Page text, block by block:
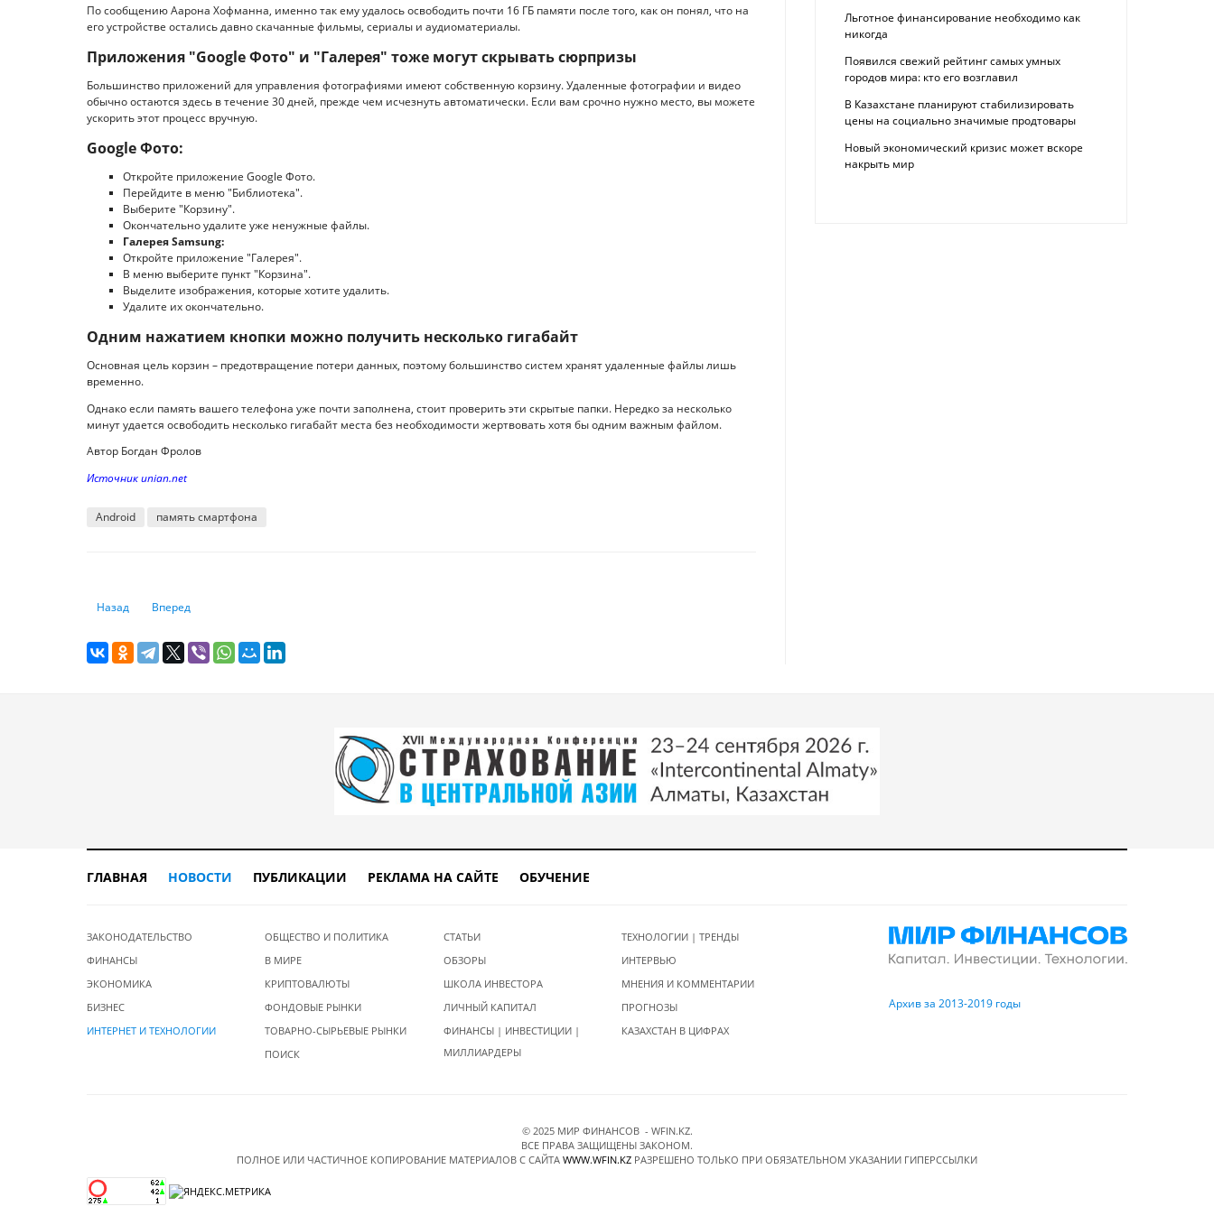
По сообщению Аарона Хофманна, именно так ему удалось освободить почти 16 ГБ памяти после того, как он понял, что на
его устройстве остались давно скачанные фильмы, сериалы и аудиоматериалы.
Приложения "Google Фото" и "Галерея" тоже могут скрывать сюрпризы
Большинство приложений для управления фотографиями имеют собственную корзину. Удаленные фотографии и видео
обычно остаются здесь в течение 30 дней, прежде чем исчезнуть автоматически. Если вам срочно нужно место, вы можете
ускорить этот процесс вручную.
Google Фото:
Откройте приложение Google Фото.
Перейдите в меню "Библиотека".
Выберите "Корзину".
Окончательно удалите уже ненужные файлы.
Галерея Samsung:
Откройте приложение "Галерея".
В меню выберите пункт "Корзина".
Выделите изображения, которые хотите удалить.
Удалите их окончательно.
Одним нажатием кнопки можно получить несколько гигабайт
Основная цель корзин – предотвращение потери данных, поэтому большинство систем хранят удаленные файлы лишь
временно.
Однако если память вашего телефона уже почти заполнена, стоит проверить эти скрытые папки. Нередко за несколько
минут удается освободить несколько гигабайт места без необходимости жертвовать хотя бы одним важным файлом.
Автор Богдан Фролов
Источник unian.net
Android память смартфона
Предыдущий: Как отсканировать QR-код с экрана своего смартфона: это удивительно просто
Назад Следующий: OpenAI готовит крупнейшее обновление ChatGPT с момента запуска – что изменится
Вперед
Льготное финансирование необходимо как
никогда
Появился свежий рейтинг самых умных
городов мира: кто его возглавил
В Казахстане планируют стабилизировать
цены на социально значимые продтовары
Новый экономический кризис может вскоре
накрыть мир
ГЛАВНАЯ НОВОСТИ ПУБЛИКАЦИИ РЕКЛАМА НА САЙТЕ ОБУЧЕНИЕ
ЗАКОНОДАТЕЛЬСТВО
ФИНАНСЫ
ЭКОНОМИКА
БИЗНЕС
ИНТЕРНЕТ И ТЕХНОЛОГИИ
ОБЩЕСТВО И ПОЛИТИКА
В МИРЕ
КРИПТОВАЛЮТЫ
ФОНДОВЫЕ РЫНКИ
ТОВАРНО-СЫРЬЕВЫЕ РЫНКИ
ПОИСК
СТАТЬИ
ОБЗОРЫ
ШКОЛА ИНВЕСТОРА
ЛИЧНЫЙ КАПИТАЛ
ФИНАНСЫ | ИНВЕСТИЦИИ |
МИЛЛИАРДЕРЫ
ТЕХНОЛОГИИ | ТРЕНДЫ
ИНТЕРВЬЮ
МНЕНИЯ И КОММЕНТАРИИ
ПРОГНОЗЫ
КАЗАХСТАН В ЦИФРАХ
Архив за 2013-2019 годы
© 2025 МИР ФИНАНСОВ - WFIN.KZ.
ВСЕ ПРАВА ЗАЩИЩЕНЫ ЗАКОНОМ.
ПОЛНОЕ ИЛИ ЧАСТИЧНОЕ КОПИРОВАНИЕ МАТЕРИАЛОВ C САЙТА WWW.WFIN.KZ РАЗРЕШЕНО ТОЛЬКО ПРИ ОБЯЗАТЕЛЬНОМ УКАЗАНИИ ГИПЕРССЫЛКИ